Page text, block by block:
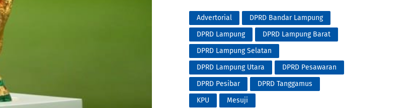
Advertorial
DPRD Bandar Lampung
DPRD Lampung
DPRD Lampung Barat
DPRD Lampung Selatan
DPRD Lampung Utara
DPRD Pesawaran
DPRD Pesibar
DPRD Tanggamus
KPU
Mesuji